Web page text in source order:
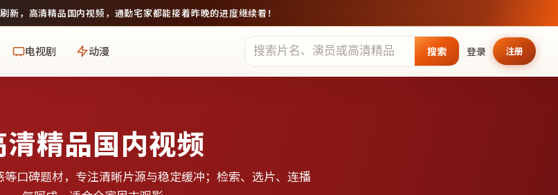
新， 高清精品国内视频 ，通勤宅家都能接着昨晚的进度继续看！
电视剧 动漫 搜索 登录 注册
清精品国内视频
口碑题材，专注清晰片源与稳定缓冲；检索、选片、连播